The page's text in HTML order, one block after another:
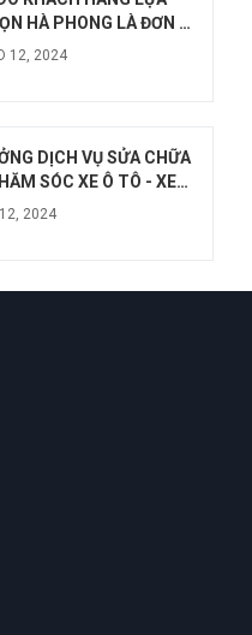
HÀ PHONG LÀ ĐƠN VỊ
CẤP THIẾT BỊ
12, 2024
DỊCH VỤ SỬA CHỮA
SÓC XE Ô TÔ - XE
12, 2024